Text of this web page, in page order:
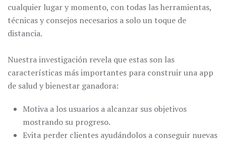
cualquier lugar y momento, con todas las herramientas,
técnicas y consejos necesarios a solo un toque de
distancia.
Nuestra investigación revela que estas son las
características más importantes para construir una app
de salud y bienestar ganadora:
Motiva a los usuarios a alcanzar sus objetivos
mostrando su progreso.
Evita perder clientes ayudándolos a conseguir nuevas